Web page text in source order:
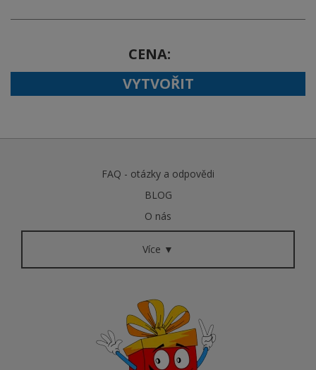
CENA
VYTVOŘIT
FAQ - otázky a odpovědi
BLOG
O nás
Více ▼